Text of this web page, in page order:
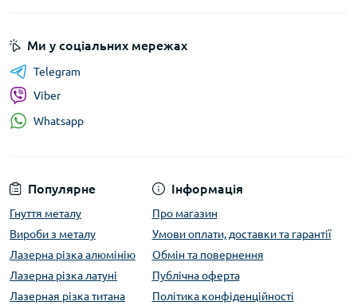
Популярне
Гнуття металу
Вироби з металу
Лазерна різка алюмінію
Лазерна різка латуні
Лазерная різка титана
Інформація
Про магазин
Умови оплати, доставки та гарантії
Обмін та повернення
Публічна оферта
Політика конфіденційності
Ми у соціальних мережах
Telegram
Viber
Whatsapp